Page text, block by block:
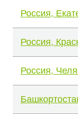
Россия,
Россия,
Россия,